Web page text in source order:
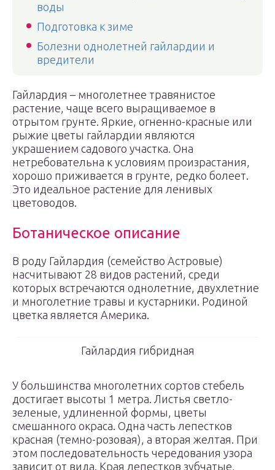
воды
Подготовка к зиме
Болезни однолетней гайлардии и
вредители
Гайлардия – многолетнее травянистое
растение, чаще всего выращиваемое в
отрытом грунте. Яркие, огненно-красные или
рыжие цветы гайлардии являются
украшением садового участка. Она
нетребовательна к условиям произрастания,
хорошо приживается в грунте, редко болеет.
Это идеальное растение для ленивых
цветоводов.
Ботаническое описание
В роду Гайлардия (семейство Астровые)
насчитывают 28 видов растений, среди
которых встречаются однолетние, двухлетние
и многолетние травы и кустарники. Родиной
цветка является Америка.
Гайлардия гибридная
У большинства многолетних сортов стебель
достигает высоты 1 метра. Листья светло-
зеленые, удлиненной формы, цветы
смешанного окраса. Одна часть лепестков
красная (темно-розовая), а вторая желтая. При
этом последовательность чередования узора
зависит от вида. Края лепестков зубчатые,